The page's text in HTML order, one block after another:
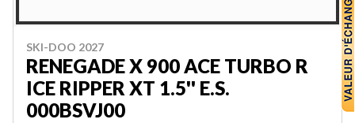
SKI-DOO 2027
RENEGADE X 900 ACE TURBO R
ICE RIPPER XT 1.5'' E.S.
000BSVJ00